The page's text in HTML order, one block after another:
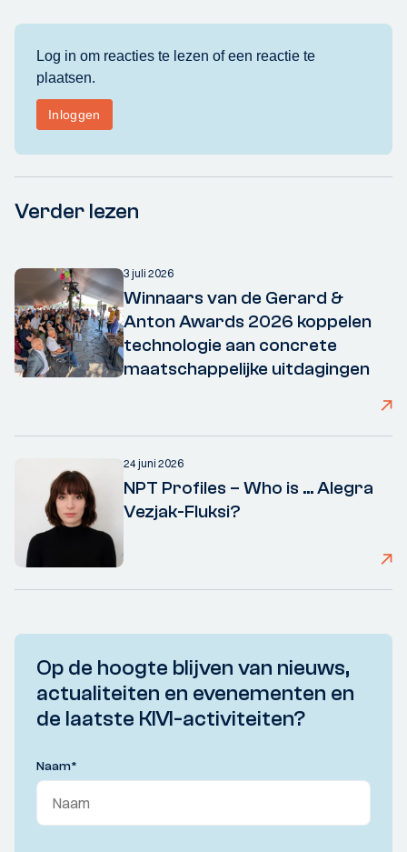
Verder lezen
3 juli 2026
Winnaars van de Gerard &
Anton Awards 2026 koppelen
technologie aan concrete
maatschappelijke uitdagingen
24 juni 2026
NPT Profiles – Who is ... Alegra
Vezjak-Fluksi?
Op de hoogte blijven van nieuws,
actualiteiten en evenementen en
de laatste KIVI-activiteiten?
Naam*